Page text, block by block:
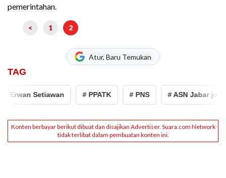
pemerintahan.
< 1 2
Atur, Baru Temukan
TAG
Erwan Setiawan # PPATK # PNS # ASN Jabar judi